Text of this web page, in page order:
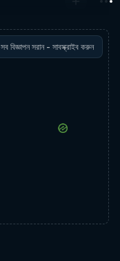
সব বিজ্ঞাপন সরান - সাবস্ক্রাইব করুন